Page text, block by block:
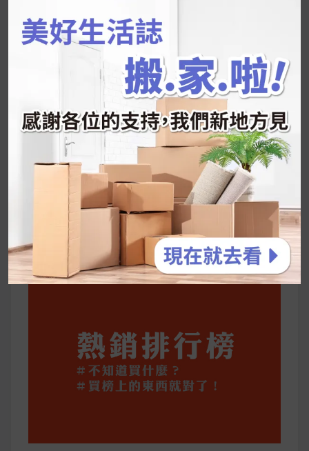
字:
韓國人為什麼不容易胖？
揭秘明星、網紅熱
推的MZ Diet ！
好吃的蛋白點心還有好玩的運動小遊戲！今年過
年已經等不及帶這盒跟我的親戚、朋友們一起分
享～
2026 過年禮盒推薦｜五款百元健康伴手禮
停用猛健樂後會反彈嗎？作用解析＋停藥後體重
維持全攻略
公主營養師：飲食改變也是能快樂執行的！6 個
你一定要知道的技巧